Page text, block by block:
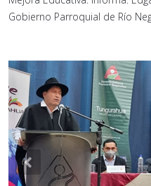
Gobierno Parroquial de Río
Previous